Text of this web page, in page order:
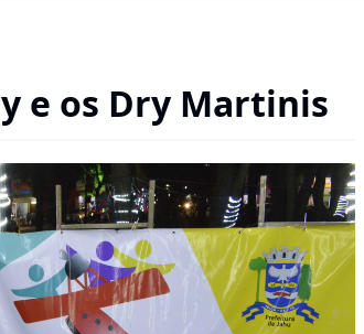
e os Dry Martinis